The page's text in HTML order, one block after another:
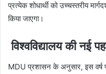
प्रत्येक शोधार्थी को उच्चस्तरीय
किया जाएगा।
विश्वविद्यालय की नई
MDU प्रशासन के अनुसार, इस वर्ष